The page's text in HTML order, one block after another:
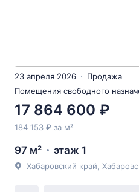
23 апреля 2026
Продажа
Помещения свободного
17 864 600 ₽
184 153 ₽ за м²
97 м² этаж 1
Хабаровский край,